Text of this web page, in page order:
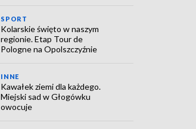
SPORT
Kolarskie święto w naszym
regionie. Etap Tour de
Pologne na Opolszczyźnie
INNE
Kawałek ziemi dla każdego.
Miejski sad w Głogówku
owocuje